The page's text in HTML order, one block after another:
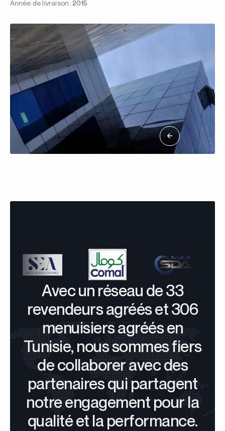
Année de livraison :2015
Avec un réseau de 33
revendeurs agréés et 306
menuisiers agréés en
Tunisie, nous sommes fiers
de collaborer avec des
partenaires qui partagent
notre engagement pour la
qualité et la performance.